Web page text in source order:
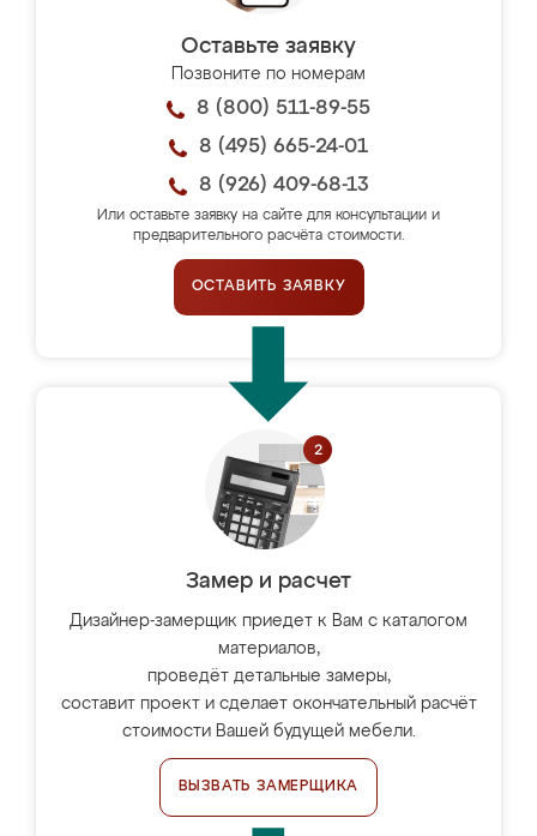
Оставьте заявку
Позвоните по номерам
8 (800) 511-89-55
8 (495) 665-24-01
8 (926) 409-68-13
Или оставьте заявку на сайте для консультации и
предварительного расчёта стоимости.
ОСТАВИТЬ ЗАЯВКУ
Замер и расчет
Дизайнер-замерщик приедет к Вам с каталогом
материалов,
проведёт детальные замеры,
составит проект и сделает окончательный расчёт
стоимости Вашей будущей мебели.
ВЫЗВАТЬ ЗАМЕРЩИКА